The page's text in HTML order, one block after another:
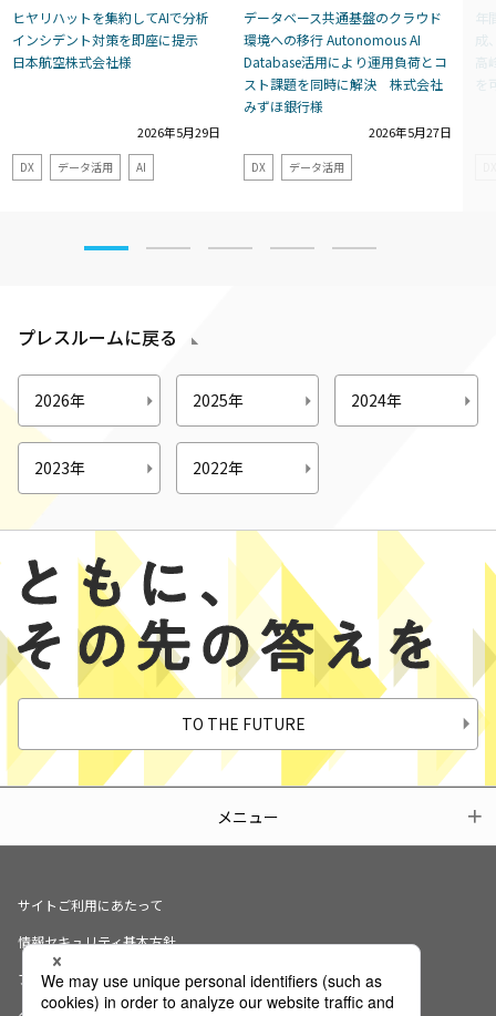
ヒヤリハットを集約してAIで分析
インシデント対策を即座に提示
日本航空株式会社様
2026年5月29日
DX データ活用 AI
データベース共通基盤のクラウド
環境への移行 Autonomous AI
Database活用により運用負荷とコ
スト課題を同時に解決 株式会社
みずほ銀行様
2026年5月27日
DX データ活用
年
成
高
プレスルームに戻る
2026年 2025年 2024年
2023年 2022年
TO THE FUTURE
メニュー
サイトご利用にあたって
情報セキュリティ基本方針
プライバシーポリシー